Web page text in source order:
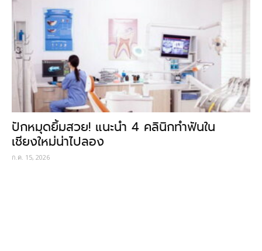
ปักหมุดยิ้มสวย! แนะนำ 4 คลินิกทำฟันใน
เชียงใหม่น่าไปลอง
ก.ค. 15, 2026